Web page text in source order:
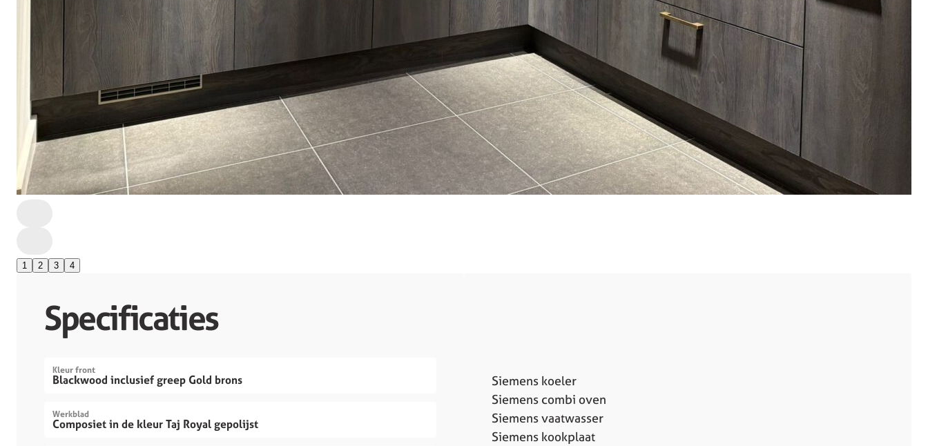
1 2 3 4
Specificaties
Kleur front
Blackwood inclusief greep Gold brons
Werkblad
Composiet in de kleur Taj Royal gepolijst
Siemens koeler
Siemens combi oven
Siemens vaatwasser
Siemens kookplaat